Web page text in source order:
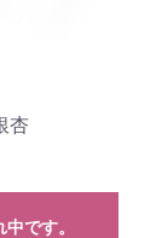
杏
です。